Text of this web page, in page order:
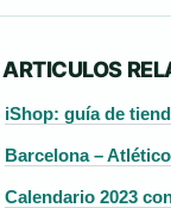
iShop: guía de
Barcelona –
Calendario 2023